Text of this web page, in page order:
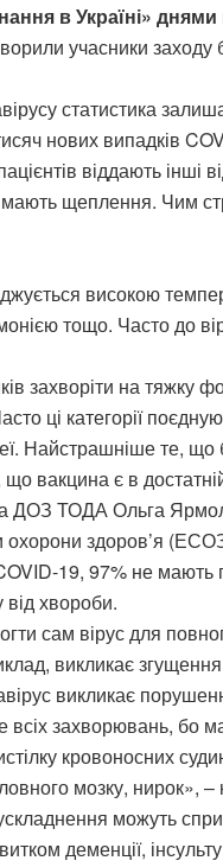
в Україні»
учасники заходу
статистика
нових випадків
віддають
мають щеплення. Чим
високою
тощо. Часто до
захворіти на тяжку
ці категорії
Найстрашніше те,
вакцина є в достатній
ДОЗ ТОДА Ольга
здоров’я
COVID-19, 97% не
від хвороби.
сам вірус для
викликає
викликає
захворювань, бо
кровоносних
мозку, нирок»,
можуть
деменції,